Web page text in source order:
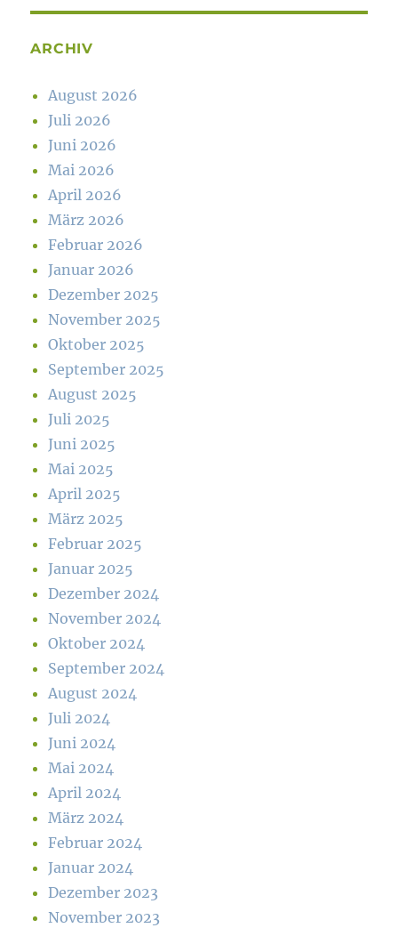
ARCHIV
August 2026
Juli 2026
Juni 2026
Mai 2026
April 2026
März 2026
Februar 2026
Januar 2026
Dezember 2025
November 2025
Oktober 2025
September 2025
August 2025
Juli 2025
Juni 2025
Mai 2025
April 2025
März 2025
Februar 2025
Januar 2025
Dezember 2024
November 2024
Oktober 2024
September 2024
August 2024
Juli 2024
Juni 2024
Mai 2024
April 2024
März 2024
Februar 2024
Januar 2024
Dezember 2023
November 2023